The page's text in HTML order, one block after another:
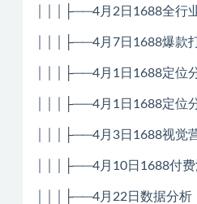
│││├──4月2日1688全行
│││├──4月7日1688爆款
│││├──4月1日1688定位
│││├──4月1日1688定位
│││├──4月3日1688视觉
│││├──4月10日1688付费
│││├──4月22日数据分析